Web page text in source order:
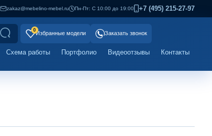
zakaz@mebelino-mebel.ru Пн-Пт: С 10:00 до 19:00 +7 (495) 215-27-97
0
Избранные модели Заказать звонок
Схема работы Портфолио Видеоотзывы Контакты